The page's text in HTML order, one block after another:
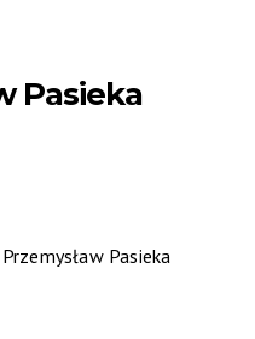
Pasieka
Przemysław Pasieka